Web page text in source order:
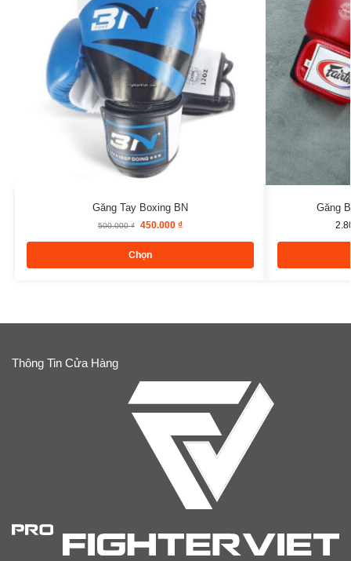
Găng Tay Boxing BN
500.000₫ 450.000 ₫
Chọn
Găng
Thông Tin Cửa Hàng